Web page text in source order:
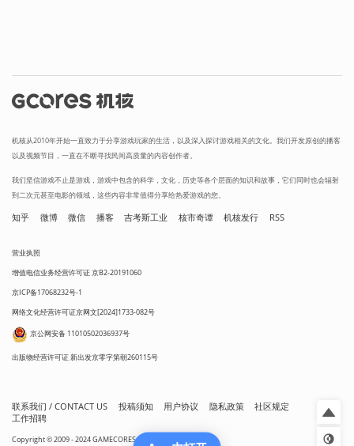
机核从2010年开始一直致力于分享游戏玩家的生活，以及深入探讨游戏相关的文化。我们开发原创的播客
以及视频节目，一直在不断寻找民间高质量的内容创作者。
我们坚信游戏不止是游戏，游戏中包含的科学，文化，历史等各个层面的知识和故事，它们同时也会辐射
到二次元甚至电影的领域，这些内容非常值得分享给热爱游戏的您。
知乎 微博 微信 播客 吉考斯工业 核市奇谭 机核发行 RSS
营业执照
增值电信业务经营许可证 京B2-20191060
京ICP备17068232号-1
网络文化经营许可证京网文[2024]1733-082号
京公网安备 11010502036937号
出版物经营许可证 新出发京零字第朝260115号
联系我们 / CONTACT US 投稿须知 用户协议 隐私政策
社区规定
工作招聘
Copyright © 2009 - 2024 GAMECORES. All Rights Reserved